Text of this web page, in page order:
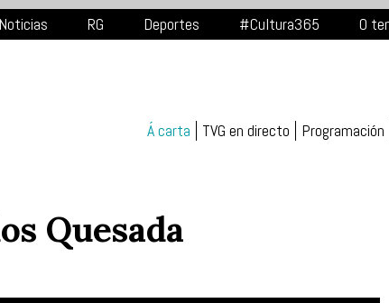
RG Deportes #Cultura365 O
Á carta TVG en directo Programación
Quesada